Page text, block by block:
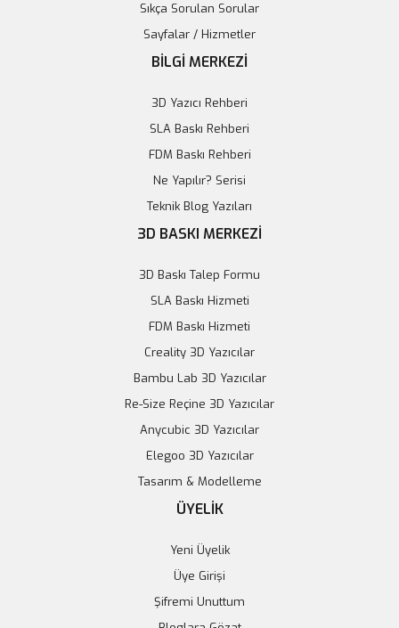
MQ-6 Butan, Propan ve LPG Ölçüm Modülü
125,69 TL
Sepete Ekle
MQ-7 Karbon Monoksit Ölçüm Modülü (CO)
Sıkça Sorulan Sorular
Sayfalar / Hizmetler
BİLGİ MERKEZİ
3D Yazıcı Rehberi
SLA Baskı Rehberi
FDM Baskı Rehberi
Ne Yapılır? Serisi
Teknik Blog Yazıları
3D BASKI MERKEZİ
3D Baskı Talep Formu
SLA Baskı Hizmeti
FDM Baskı Hizmeti
Creality 3D Yazıcılar
Bambu Lab 3D Yazıcılar
Re-Size Reçine 3D Yazıcılar
Anycubic 3D Yazıcılar
Elegoo 3D Yazıcılar
Tasarım & Modelleme
ÜYELİK
Yeni Üyelik
Üye Girişi
Şifremi Unuttum